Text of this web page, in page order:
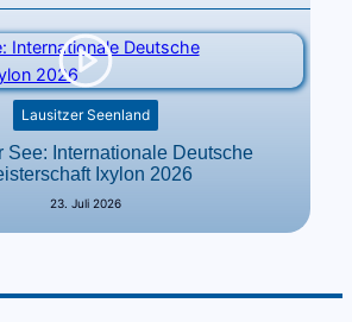
Lausitzer Seenland
See: Internationale Deutsche
Ixylon 2026
23. Juli 2026